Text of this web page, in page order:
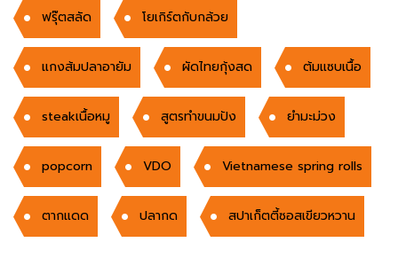
ฟรุ๊ตสลัด โยเกิร์ตกับกล้วย
แกงส้มปลาอายัม ผัดไทยกุ้งสด ต้มแซบเนื้อ
steakเนื้อหมู สูตรทำขนมปัง ยำมะม่วง
popcorn VDO Vietnamese spring rolls
ตากแดด ปลากด สปาเก็ตตี้ซอสเขียวหวาน